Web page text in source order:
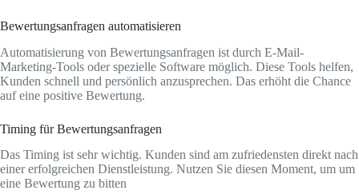
Bewertungsanfragen automatisieren
Automatisierung von Bewertungsanfragen ist durch E-Mail-
Marketing-Tools oder spezielle Software möglich. Diese Tools helfen,
Kunden schnell und persönlich anzusprechen. Das erhöht die Chance
auf eine positive Bewertung.
Timing für Bewertungsanfragen
Das Timing ist sehr wichtig. Kunden sind am zufriedensten direkt nach
einer erfolgreichen Dienstleistung. Nutzen Sie diesen Moment, um um
eine Bewertung zu bitten